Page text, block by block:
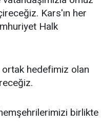
Kars'ın her
Halk
ortak hedefimiz olan
birlikte